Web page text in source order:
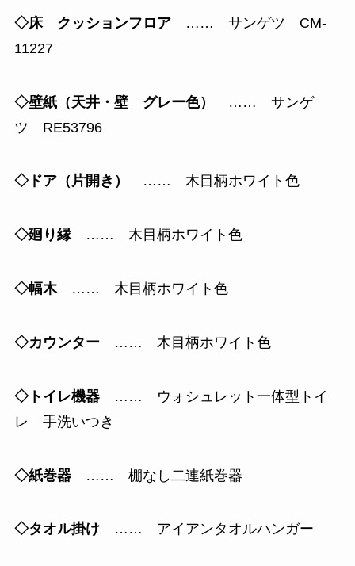
◇床 クッションフロア…… サンゲツ CM-
11227
◇壁紙（天井・壁 グレー色）
…… サンゲ
ツ RE53796
◇ドア（片開き） …… 木目柄ホワイト色
◇廻り縁…… 木目柄ホワイト色
◇幅木…… 木目柄ホワイト色
◇カウンター …… 木目柄ホワイト色
◇トイレ機器…… ウォシュレット一体型トイ
レ 手洗いつき
◇紙巻器…… 棚なし二連紙巻器
◇タオル掛け…… アイアンタオルハンガー